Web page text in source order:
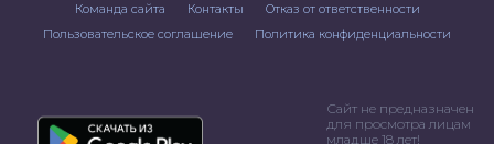
Команда сайта Контакты
Отказ от ответственности
Пользовательское соглашение
Политика конфиденциальности
Сайт не предназначен
для просмотра лицам
младше 18 лет!